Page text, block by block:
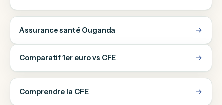
Assurance santé Ouganda
Comparatif 1er euro vs CFE
Comprendre la CFE